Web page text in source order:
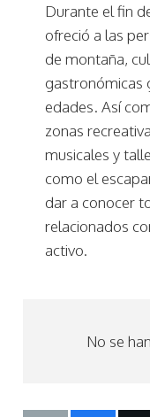
Durante el fin
ofreció a las
de montaña,
gastronómicas
edades. Así
zonas
musicales y
como el
dar a conocer
relacionados
activo.
No se